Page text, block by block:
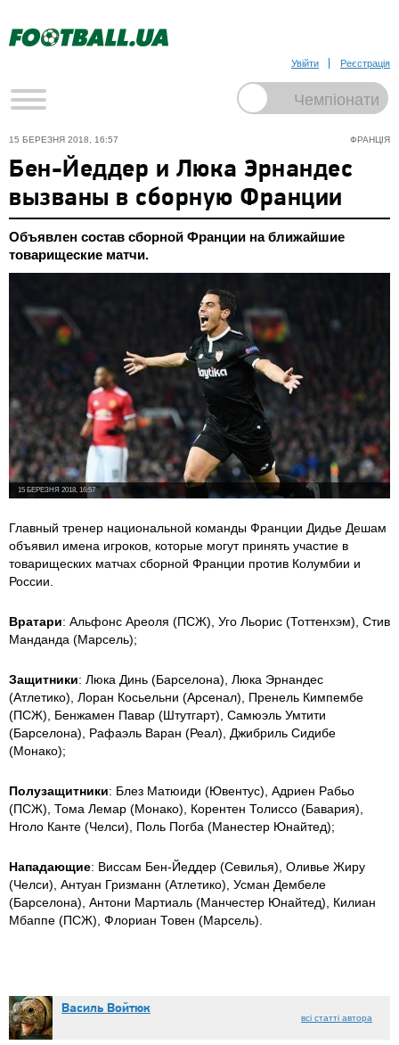
Увійти Реєстрація
ФРАНЦІЯ
15 БЕРЕЗНЯ 2018, 16:57
Бен-Йеддер и Люка Эрнандес
вызваны в сборную Франции
Объявлен состав сборной Франции на ближайшие
товарищеские матчи.
15 БЕРЕЗНЯ 2018, 16:57
Главный тренер национальной команды Франции Дидье Дешам
объявил имена игроков, которые могут принять участие в
товарищеских матчах сборной Франции против Колумбии и
России.
Вратари: Альфонс Ареоля (ПСЖ), Уго Льорис (Тоттенхэм), Стив
Манданда (Марсель);
Защитники: Люка Динь (Барселона), Люка Эрнандес
(Атлетико), Лоран Косьельни (Арсенал), Пренель Кимпембе
(ПСЖ), Бенжамен Павар (Штутгарт), Самюэль Умтити
(Барселона), Рафаэль Варан (Реал), Джибриль Сидибе
(Монако);
Полузащитники: Блез Матюиди (Ювентус), Адриен Рабьо
(ПСЖ), Тома Лемар (Монако), Корентен Толиссо (Бавария),
Нголо Канте (Челси), Поль Погба (Манестер Юнайтед);
Нападающие: Виссам Бен-Йеддер (Севилья), Оливье Жиру
(Челси), Антуан Гризманн (Атлетико), Усман Дембеле
(Барселона), Антони Мартиаль (Манчестер Юнайтед), Килиан
Мбаппе (ПСЖ), Флориан Товен (Марсель).
Василь Войтюк
всі статті автора